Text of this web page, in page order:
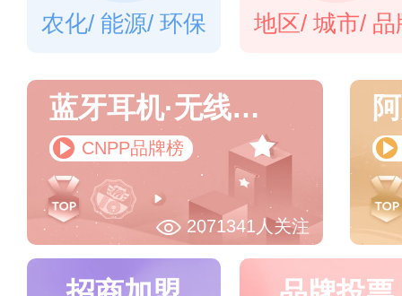
农化/ 能源/ 环保 地区/ 城市/ 品
蓝牙耳机·无线耳机十大品牌
CNPP品牌榜
2071341人关注